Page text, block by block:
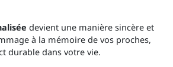
devient une manière sincère et
à la mémoire de vos proches,
durable dans votre vie.